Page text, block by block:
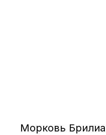
Морковь